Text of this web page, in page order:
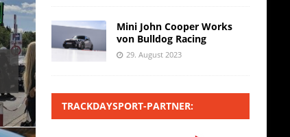
Mini John Cooper Works
von Bulldog Racing
29. August 2023
TRACKDAYSPORT-PARTNER: